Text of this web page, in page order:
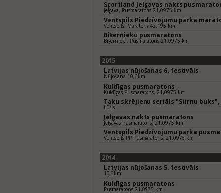
Sportland Jelgavas nakts
Jelgava, Pusmaratons 21,0975 km
Ventspils Piedzīvojumu parka
Ventspils, Maratons 42,195 km
Biķernieku pusmaratons
Biķernieki, Pusmaratons 21,0975 km
2015
Latvijas nūjošanas 6. festivāls
Nūjošana 10,6km
Kuldīgas pusmaratons
Kuldīgas Pusmaratons, 21,0975 km
Taku skrējienu seriāls "Stirnu buks",
Lūsis
Jelgavas nakts pusmaratons
Jelgavas Pusmaratons, 21,0975 km
Ventspils Piedzīvojumu parka
Ventspils PP Pusmaratons, 21,0975 km
2014
Latvijas nūjošanas 5. festivāls
10,6km
Kuldīgas pusmaratons
Pusmaratons 21,0975 km